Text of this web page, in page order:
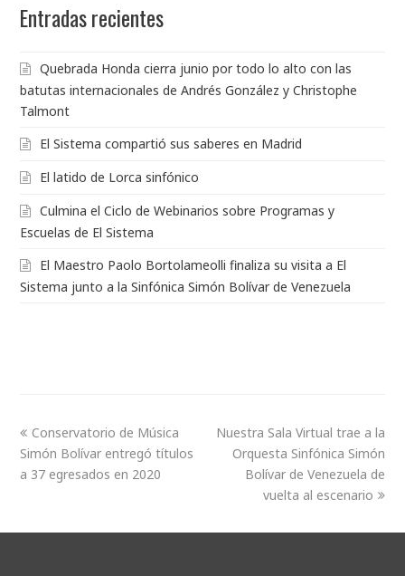
Entradas recientes
Quebrada Honda cierra junio por todo lo alto con las
batutas internacionales de Andrés González y Christophe
Talmont
El Sistema compartió sus saberes en Madrid
El latido de Lorca sinfónico
Culmina el Ciclo de Webinarios sobre Programas y
Escuelas de El Sistema
El Maestro Paolo Bortolameolli finaliza su visita a El
Sistema junto a la Sinfónica Simón Bolívar de Venezuela
Conservatorio de Música
Simón Bolívar entregó títulos
a 37 egresados en 2020
Nuestra Sala Virtual trae a la
Orquesta Sinfónica Simón
Bolívar de Venezuela de
vuelta al escenario